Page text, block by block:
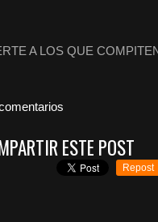
A LOS QUE
ESTE POST
Repost